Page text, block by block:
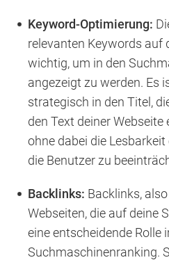
Keyword-Optimierung:
relevanten Keywords auf
wichtig, um in den
angezeigt zu werden. Es
strategisch in den Titel,
den Text deiner Webseite
ohne dabei die
die Benutzer zu
Backlinks: Backlinks,
Webseiten, die auf deine
eine entscheidende Rolle
Suchmaschinenranking.